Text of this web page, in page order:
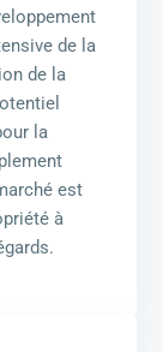
de la
de la
la
est
à